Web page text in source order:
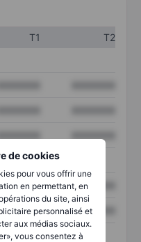
de cookies
pour vous offrir une
en permettant, en
du site, ainsi
personnalisé et
aux médias sociaux.
vous consentez à
T1
T2
XXXXXXX
XXXXXXX